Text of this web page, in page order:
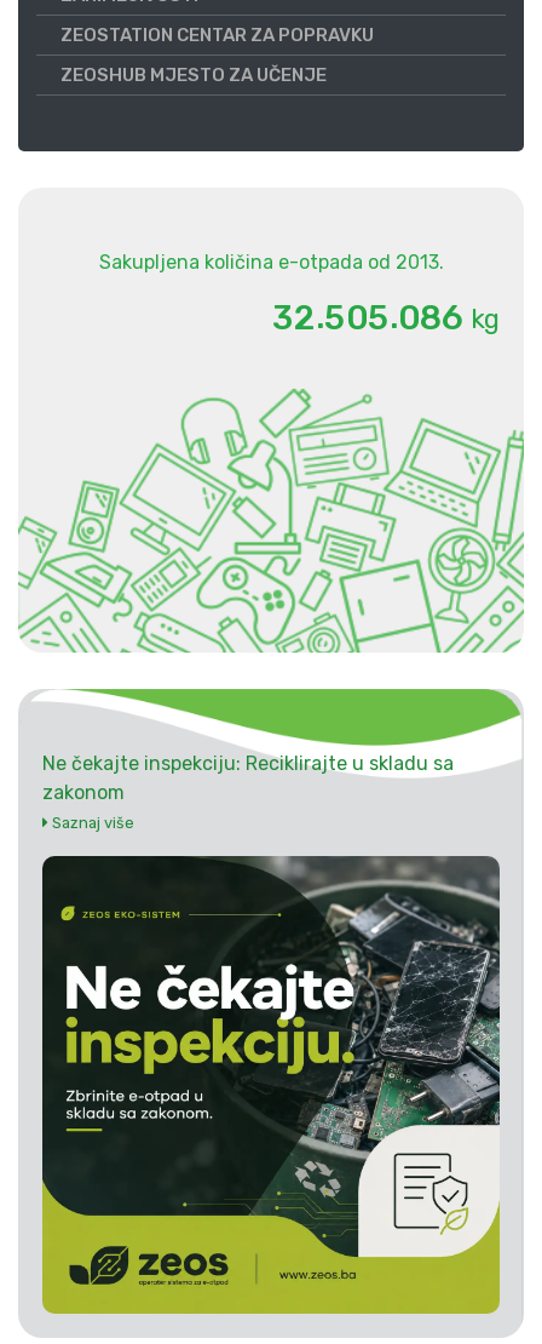
ZEOSTATION CENTAR ZA POPRAVKU
ZEOSHUB MJESTO ZA UČENJE
Sakupljena količina e-otpada od 2013.
32.505.086 kg
Ne čekajte inspekciju: Reciklirajte u skladu sa
zakonom
Saznaj više